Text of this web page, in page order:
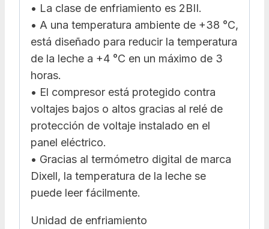
• La clase de enfriamiento es 2BII.
• A una temperatura ambiente de +38 °C,
está diseñado para reducir la temperatura
de la leche a +4 °C en un máximo de 3
horas.
• El compresor está protegido contra
voltajes bajos o altos gracias al relé de
protección de voltaje instalado en el
panel eléctrico.
• Gracias al termómetro digital de marca
Dixell, la temperatura de la leche se
puede leer fácilmente.
Unidad de enfriamiento